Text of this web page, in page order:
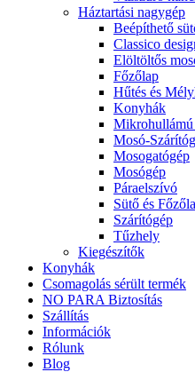
Háztartási nagygép
Beépíthető
Classico
Elöltöltős
Főzőlap
Hűtés és
Konyhák
Mikrohullámú
Mosó-
Mosogatógép
Mosógép
Páraelszívó
Sütő és
Szárítógép
Tűzhely
Kiegészítők
Konyhák
Csomagolás sérült termék
NO PARA Biztosítás
Szállítás
Információk
Rólunk
Blog